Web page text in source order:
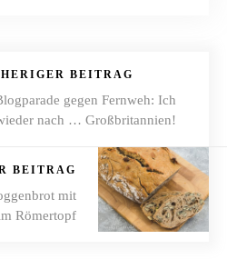
BEITRAG
gegen Fernweh: Ich
nach … Großbritannien!
BEITRAG
mit
Römertopf